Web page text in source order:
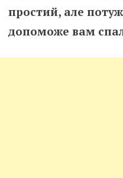
простий, але
допоможе вам